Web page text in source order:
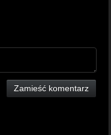
Zamieść komentarz